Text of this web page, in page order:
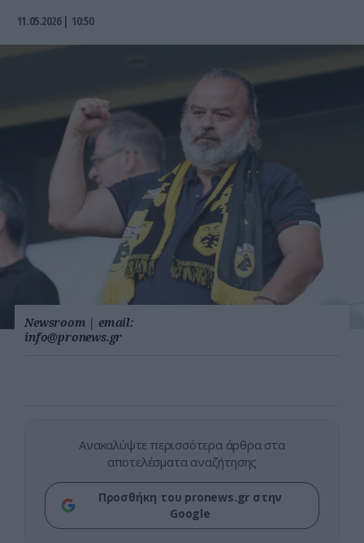
11.05.2026 | 10:50
Newsroom | email:
info@pronews.gr
Ανακαλύψτε περισσότερα άρθρα στα
αποτελέσματα αναζήτησης
Προσθήκη του pronews.gr στην
Google